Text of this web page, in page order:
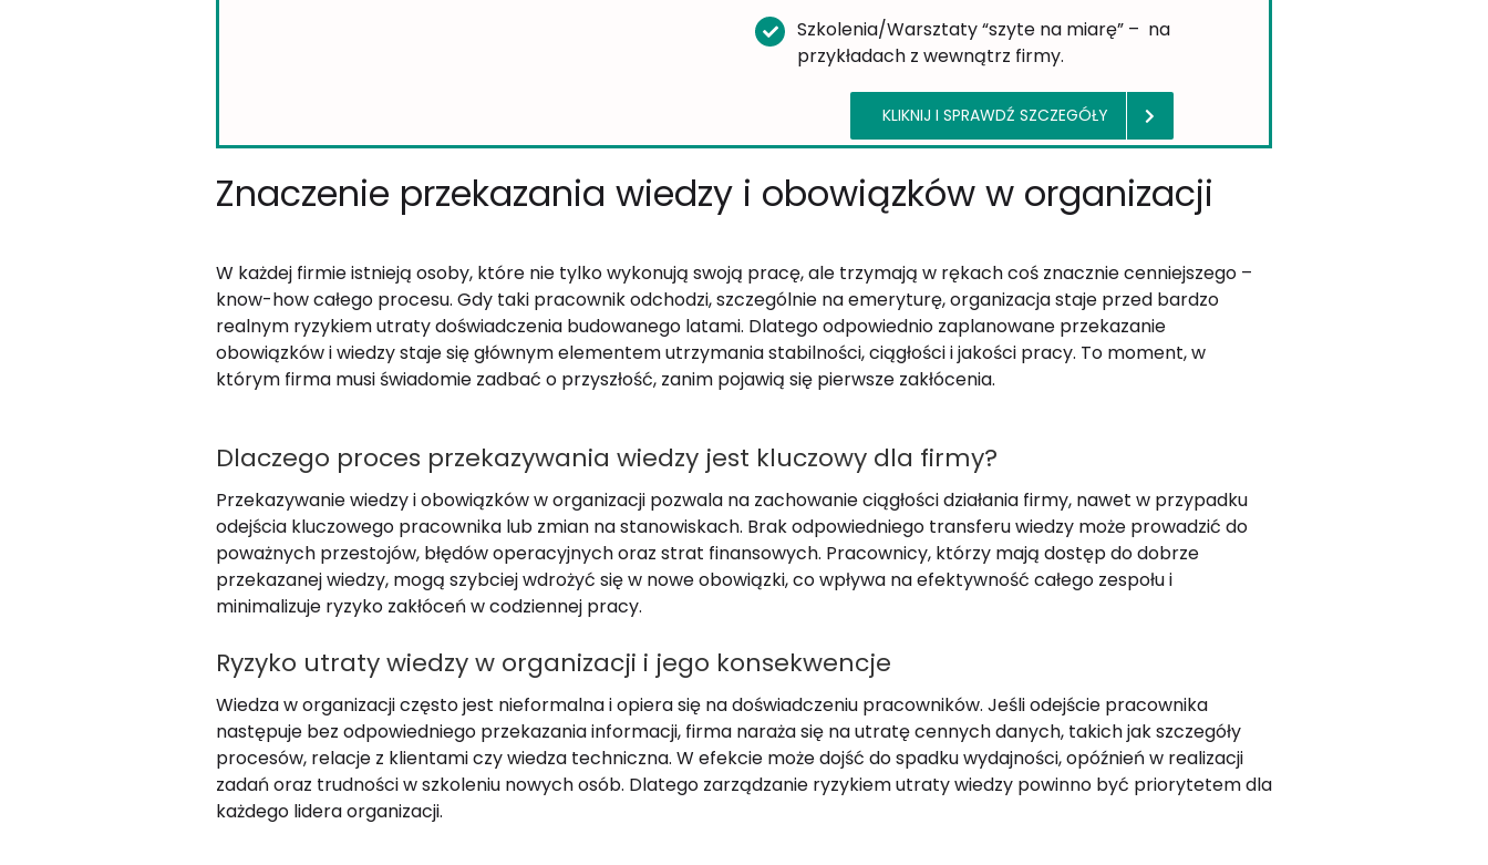
Szkolenia/Warsztaty “szyte na miarę” – na
przykładach z wewnątrz firmy.
KLIKNIJ I SPRAWDŹ SZCZEGÓŁY
Znaczenie przekazania wiedzy i obowiązków w organizacji
W każdej firmie istnieją osoby, które nie tylko wykonują swoją pracę, ale trzymają w rękach coś znacznie cenniejszego –
know-how całego procesu. Gdy taki pracownik odchodzi, szczególnie na emeryturę, organizacja staje przed bardzo
realnym ryzykiem utraty doświadczenia budowanego latami. Dlatego odpowiednio zaplanowane przekazanie
obowiązków i wiedzy staje się głównym elementem utrzymania stabilności, ciągłości i jakości pracy. To moment, w
którym firma musi świadomie zadbać o przyszłość, zanim pojawią się pierwsze zakłócenia.
Dlaczego proces przekazywania wiedzy jest kluczowy dla firmy?
Przekazywanie wiedzy i obowiązków w organizacji pozwala na zachowanie ciągłości działania firmy, nawet w przypadku
odejścia kluczowego pracownika lub zmian na stanowiskach. Brak odpowiedniego transferu wiedzy może prowadzić do
poważnych przestojów, błędów operacyjnych oraz strat finansowych. Pracownicy, którzy mają dostęp do dobrze
przekazanej wiedzy, mogą szybciej wdrożyć się w nowe obowiązki, co wpływa na efektywność całego zespołu i
minimalizuje ryzyko zakłóceń w codziennej pracy.
Ryzyko utraty wiedzy w organizacji i jego konsekwencje
Wiedza w organizacji często jest nieformalna i opiera się na doświadczeniu pracowników. Jeśli odejście pracownika
następuje bez odpowiedniego przekazania informacji, firma naraża się na utratę cennych danych, takich jak szczegóły
procesów, relacje z klientami czy wiedza techniczna. W efekcie może dojść do spadku wydajności, opóźnień w realizacji
zadań oraz trudności w szkoleniu nowych osób. Dlatego zarządzanie ryzykiem utraty wiedzy powinno być priorytetem dla
każdego lidera organizacji.